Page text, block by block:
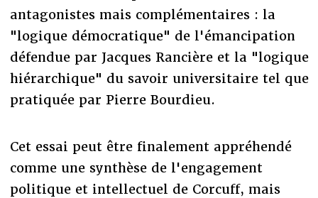
antagonistes mais complémentaires : la
"logique démocratique" de l'émancipation
défendue par Jacques Rancière et la "logique
hiérarchique" du savoir universitaire tel que
pratiquée par Pierre Bourdieu.
Cet essai peut être finalement appréhendé
comme une synthèse de l'engagement
politique et intellectuel de Corcuff, mais